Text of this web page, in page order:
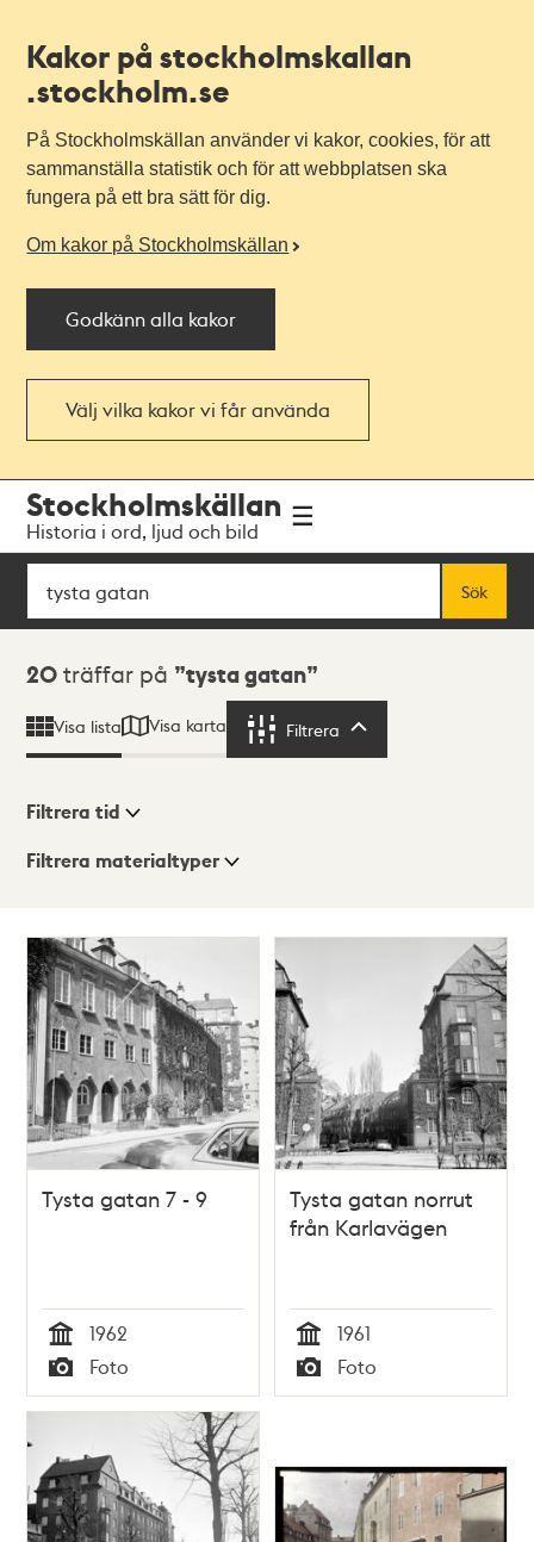
Kakor på stockholmskallan
.stockholm.se
På Stockholmskällan använder vi kakor, cookies, för att
sammanställa statistik och för att webbplatsen ska
fungera på ett bra sätt för dig.
Om kakor på Stockholmskällan
Godkänn alla kakor
Välj vilka kakor vi får använda
navigationen
huvudinnehållet
Stockholmskällan
Historia i ord, ljud och bild
Sök
Sök
Sökresultat
20 träffar på tysta gatan
Visa lista Visa karta Filtrera
Visningsläge
Lista
Karta
Filtrera tid
Filtrera materialtyper
träffar
Tysta gatan 7 - 9
Tid
1962
Typ
Foto
Tysta gatan norrut
från Karlavägen
Tid
1961
Typ
Foto